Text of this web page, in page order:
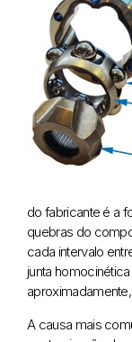
do fabricante é a
quebras do
cada intervalo
junta
A causa mais